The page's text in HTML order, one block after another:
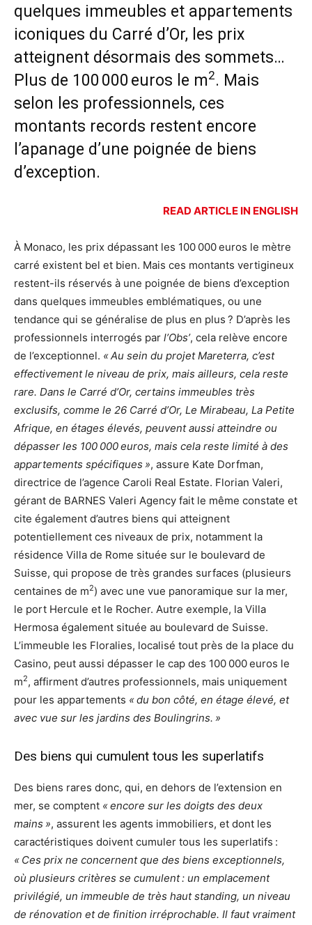
quelques immeubles et appartements
iconiques du Carré d’Or, les prix
atteignent désormais des sommets…
Plus de 100 000 euros le m2. Mais
selon les professionnels, ces
montants records restent encore
l’apanage d’une poignée de biens
d’exception.
READ ARTICLE IN ENGLISH
À Monaco, les prix dépassant les 100 000 euros le mètre
carré existent bel et bien. Mais ces montants vertigineux
restent-ils réservés à une poignée de biens d’exception
dans quelques immeubles emblématiques, ou une
tendance qui se généralise de plus en plus ? D’après les
professionnels interrogés par l’Obs’, cela relève encore
de l’exceptionnel. « Au sein du projet Mareterra, c’est
effectivement le niveau de prix, mais ailleurs, cela reste
rare. Dans le Carré d’Or, certains immeubles très
exclusifs, comme le 26 Carré d’Or, Le Mirabeau, La Petite
Afrique, en étages élevés, peuvent aussi atteindre ou
dépasser les 100 000 euros, mais cela reste limité à des
appartements spécifiques », assure Kate Dorfman,
directrice de l’agence Caroli Real Estate. Florian Valeri,
gérant de BARNES Valeri Agency fait le même constate et
cite également d’autres biens qui atteignent
potentiellement ces niveaux de prix, notamment la
résidence Villa de Rome située sur le boulevard de
Suisse, qui propose de très grandes surfaces (plusieurs
centaines de m2) avec une vue panoramique sur la mer,
le port Hercule et le Rocher. Autre exemple, la Villa
Hermosa également située au boulevard de Suisse.
L’immeuble les Floralies, localisé tout près de la place du
Casino, peut aussi dépasser le cap des 100 000 euros le
m2, affirment d’autres professionnels, mais uniquement
pour les appartements « du bon côté, en étage élevé, et
avec vue sur les jardins des Boulingrins. »
Des biens qui cumulent tous les superlatifs
Des biens rares donc, qui, en dehors de l’extension en
mer, se comptent « encore sur les doigts des deux
mains », assurent les agents immobiliers, et dont les
caractéristiques doivent cumuler tous les superlatifs :
« Ces prix ne concernent que des biens exceptionnels,
où plusieurs critères se cumulent : un emplacement
privilégié, un immeuble de très haut standing, un niveau
de rénovation et de finition irréprochable. Il faut vraiment